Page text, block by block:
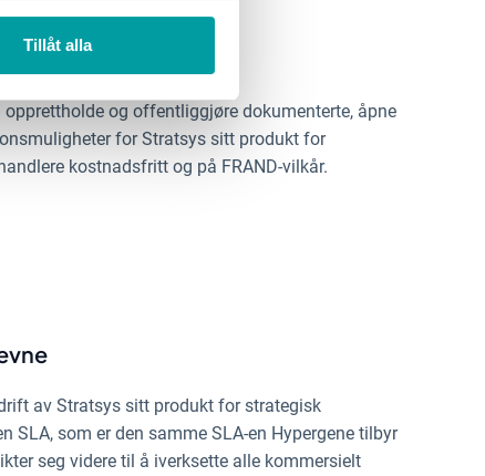
Tillåt alla
og offentliggjøre dokumenterte, åpne
for Stratsys sitt produkt for
kostnadsfritt og på FRAND-vilkår.
av Stratsys sitt produkt for strategisk
SLA, som er den samme SLA-en Hypergene tilbyr
seg videre til å iverksette alle kommersielt